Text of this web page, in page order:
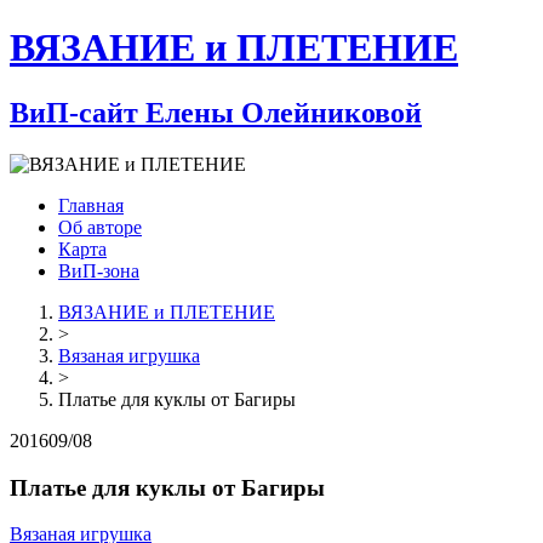
ВЯЗАНИЕ и ПЛЕТЕНИЕ
ВиП-сайт Елены Олейниковой
Главная
Об авторе
Карта
ВиП-зона
ВЯЗАНИЕ и ПЛЕТЕНИЕ
>
Вязаная игрушка
>
Платье для куклы от Багиры
201609/08
Платье для куклы от Багиры
Вязаная игрушка